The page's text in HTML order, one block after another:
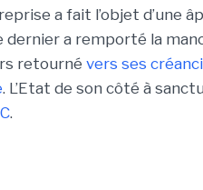
a fait l’objet d’une
dernier a remporté la
retourné vers ses
. L’Etat de son côté à
.